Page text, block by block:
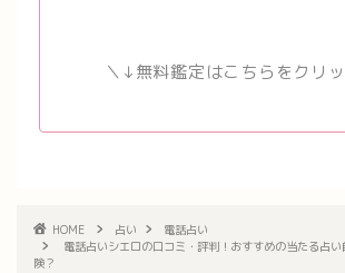
＼↓無料鑑定はこちらをクリ
HOME 占い
電話占い
電話占いシエロの口コミ・評判！おすすめの当たる占
険？